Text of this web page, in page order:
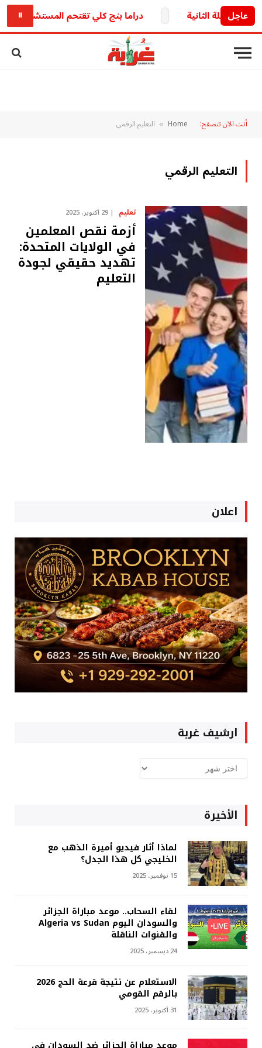
عاجل دراما بنج كلي تقتحم المستشفيات⏸
أنت الآن تتصفح: Home
» التعليم الرقمي
التعليم الرقمي
تعليم 29 أكتوبر، 2025
أزمة نقص المعلمين
في الولايات المتحدة:
تهديد حقيقي لجودة
التعليم
اعلان
ارشيف غربة
ارشيف
غربة
الأخيرة
لماذا أثار فيديو أميرة الذهب مع
الخليجي كل هذا الجدل؟
15 نوفمبر، 2025
لقاء السحاب.. موعد مباراة الجزائر
والسودان اليوم Algeria vs Sudan
والقنوات الناقلة
24 ديسمبر، 2025
الاستعلام عن نتيجة قرعة الحج 2026
بالرقم القومي
31 أكتوبر، 2025